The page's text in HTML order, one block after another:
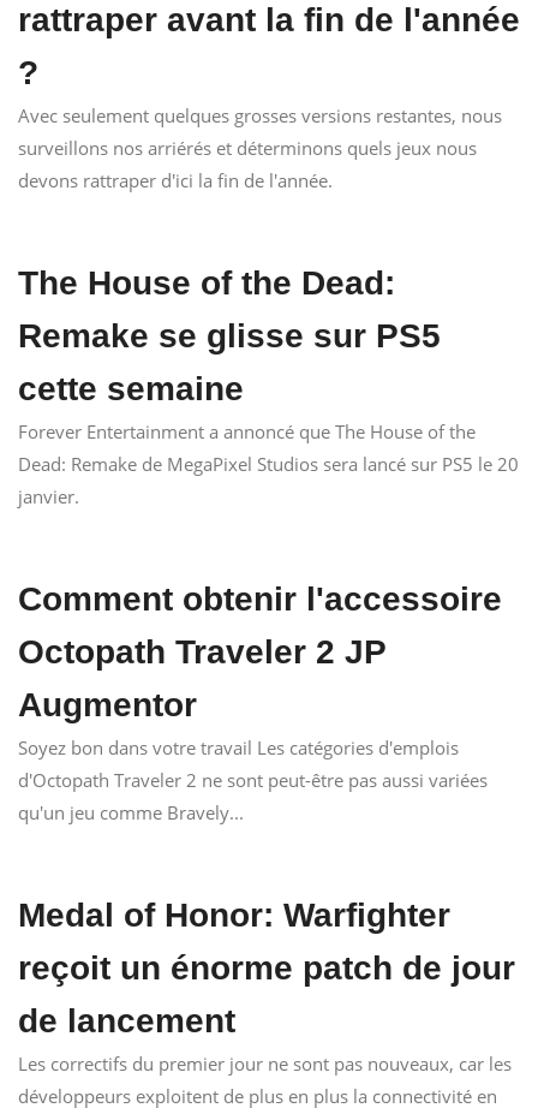
rattraper avant la fin de l'année
?
Avec seulement quelques grosses versions restantes, nous
surveillons nos arriérés et déterminons quels jeux nous
devons rattraper d'ici la fin de l'année.
The House of the Dead:
Remake se glisse sur PS5
cette semaine
Forever Entertainment a annoncé que The House of the
Dead: Remake de MegaPixel Studios sera lancé sur PS5 le 20
janvier.
Comment obtenir l'accessoire
Octopath Traveler 2 JP
Augmentor
Soyez bon dans votre travail Les catégories d'emplois
d'Octopath Traveler 2 ne sont peut-être pas aussi variées
qu'un jeu comme Bravely...
Medal of Honor: Warfighter
reçoit un énorme patch de jour
de lancement
Les correctifs du premier jour ne sont pas nouveaux, car les
développeurs exploitent de plus en plus la connectivité en